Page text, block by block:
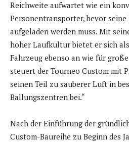
Reichweite aufwartet wie ein
Personentransporter, bevor
aufgeladen werden muss. Mit
hoher Laufkultur bietet er sich
Fahrzeug ebenso an wie für
steuert der Tourneo Custom mit
seinen Teil zu sauberer Luft in
Ballungszentren bei.“
Nach der Einführung der
Custom-Baureihe zu Beginn des